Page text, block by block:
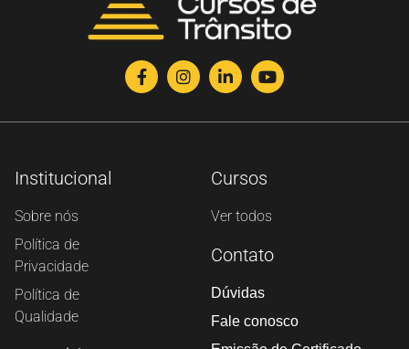
Salvar
Institucional
Sobre nós
Política de
Privacidade
Política de
Qualidade
Cursos
Ver todos
Contato
Dúvidas
Fale conosco